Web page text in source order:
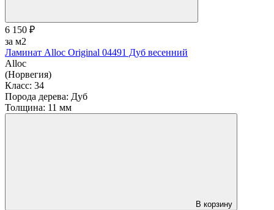
6 150 ₽
за м2
Ламинат Alloc Original 04491 Дуб весенний
Alloc
(Норвегия)
Класс: 34
Порода дерева: Дуб
Толщина: 11 мм
В корзину